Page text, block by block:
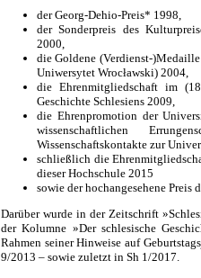
der Georg-Dehio-Preis* 1998,
der Sonderpreis des
2000,
die Goldene (Verdienst-
Uniwersytet Wrocławski) 2004,
die Ehrenmitgliedschaft im
Geschichte Schlesiens 2009,
die Ehrenpromotion der
wissenschaftlichen
Wissenschaftskontakte zur
schließlich die
dieser Hochschule 2015
sowie der hochangesehene
Darüber wurde in der Zeitschrift
der Kolumne »Der schlesische
Rahmen seiner Hinweise auf
9/2013 – sowie zuletzt in Sh 1/2017.